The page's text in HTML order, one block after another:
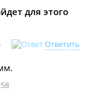
для этого
Ответить